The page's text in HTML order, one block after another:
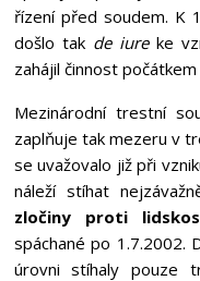
řízení před soudem. K
došlo tak de iureke
zahájil činnost
Mezinárodní trestní
zaplňuje tak mezeru v
se uvažovalo již při
náleží stíhat
zločiny proti
spáchané po 1.7.2002.
úrovni stíhaly pouze